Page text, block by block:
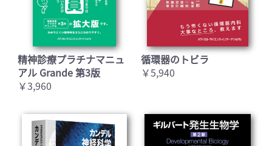
精神診療プラチナマニュ
アル Grande 第3版
￥3,960
循環器のトビラ
￥5,940